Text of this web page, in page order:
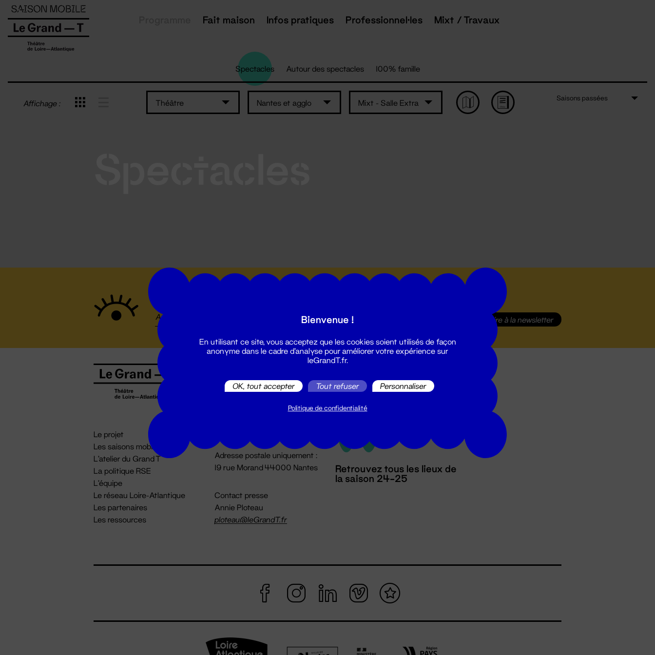
Fait maison Infos pratiques Professionnel·les Mixt / Travaux
Spectacles Autour des spectacles 100% famille
Affichage : Théâtre Nantes et agglo Mixt - Salle Extra
Saisons passées
S'inscrire à la newsletter
Le projet
Les saisons mobiles
L'atelier du Grand T
La politique RSE
L'équipe
Le réseau Loire-Atlantique
Les partenaires
Les ressources
02 51 88 25 25
billetterie@leGrandT.fr
Du lundi au vendredi 14h → 18h
Adresse postale uniquement :
19 rue Morand 44000 Nantes
Contact presse
Annie Ploteau
ploteau@leGrandT.fr
Retrouvez tous les lieux de
la saison 24-25
Panneau de gestion des cookies
Bienvenue !
En utilisant ce site, vous acceptez que les cookies soient utilisés de façon
anonyme dans le cadre d'analyse pour améliorer votre expérience sur
leGrandT.fr.
OK, tout accepter Tout refuser Personnaliser
Politique de confidentialité